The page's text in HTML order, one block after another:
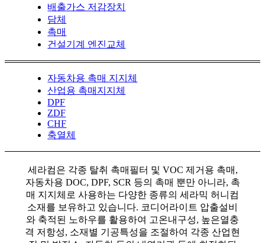
배출가스 저감장치
담체
촉매
건설기계 엔진교체
자동차용 촉매 지지체
산업용 촉매지지체
DPF
ZDF
CHF
축열체
세라컴은 각종 탈취 촉매필터 및 VOC 제거용 촉매,
자동차용 DOC, DPF, SCR 등의 촉매 뿐만 아니라, 촉
매 지지체로 사용하는 다양한 종류의 세라믹 허니컴
소재를 보유하고 있습니다. 코디어라이트 압출설비
와 축적된 노하우를 활용하여 고온내구성, 높은열충
격 저항성, 소재별 기공특성을 조절하여 각종 산업현